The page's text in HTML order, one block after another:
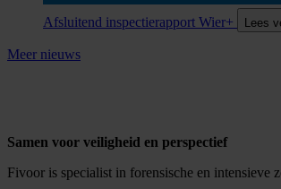
Afsluitend inspectierapport Wier+ Lees
Meer nieuws
Samen voor veiligheid en perspectief
Fivoor is specialist in forensische en intensieve